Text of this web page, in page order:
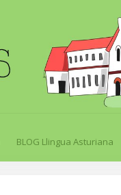
BLOG Llingua Asturiana